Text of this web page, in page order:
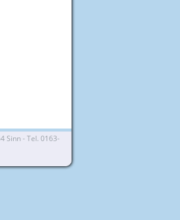
Sinn - Tel. 0163-